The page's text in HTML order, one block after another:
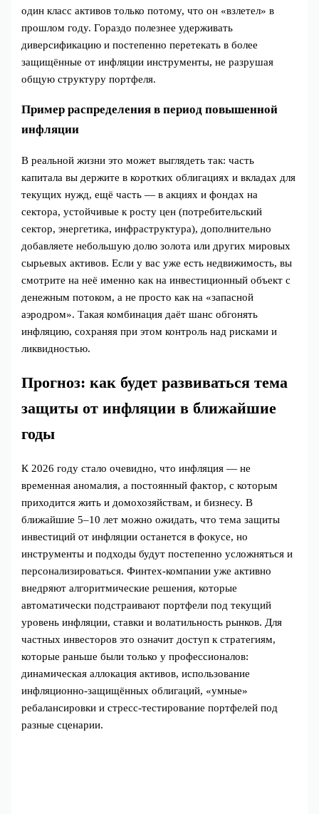
один класс активов только потому, что он «взлетел» в
прошлом году. Гораздо полезнее удерживать
диверсификацию и постепенно перетекать в более
защищённые от инфляции инструменты, не разрушая
общую структуру портфеля.
Пример распределения в период повышенной
инфляции
В реальной жизни это может выглядеть так: часть
капитала вы держите в коротких облигациях и вкладах для
текущих нужд, ещё часть — в акциях и фондах на
сектора, устойчивые к росту цен (потребительский
сектор, энергетика, инфраструктура), дополнительно
добавляете небольшую долю золота или других мировых
сырьевых активов. Если у вас уже есть недвижимость, вы
смотрите на неё именно как на инвестиционный объект с
денежным потоком, а не просто как на «запасной
аэродром». Такая комбинация даёт шанс обгонять
инфляцию, сохраняя при этом контроль над рисками и
ликвидностью.
Прогноз: как будет развиваться тема
защиты от инфляции в ближайшие
годы
К 2026 году стало очевидно, что инфляция — не
временная аномалия, а постоянный фактор, с которым
приходится жить и домохозяйствам, и бизнесу. В
ближайшие 5–10 лет можно ожидать, что тема защиты
инвестиций от инфляции останется в фокусе, но
инструменты и подходы будут постепенно усложняться и
персонализироваться. Финтех‑компании уже активно
внедряют алгоритмические решения, которые
автоматически подстраивают портфели под текущий
уровень инфляции, ставки и волатильность рынков. Для
частных инвесторов это означит доступ к стратегиям,
которые раньше были только у профессионалов:
динамическая аллокация активов, использование
инфляционно‑защищённых облигаций, «умные»
ребалансировки и стресс‑тестирование портфелей под
разные сценарии.